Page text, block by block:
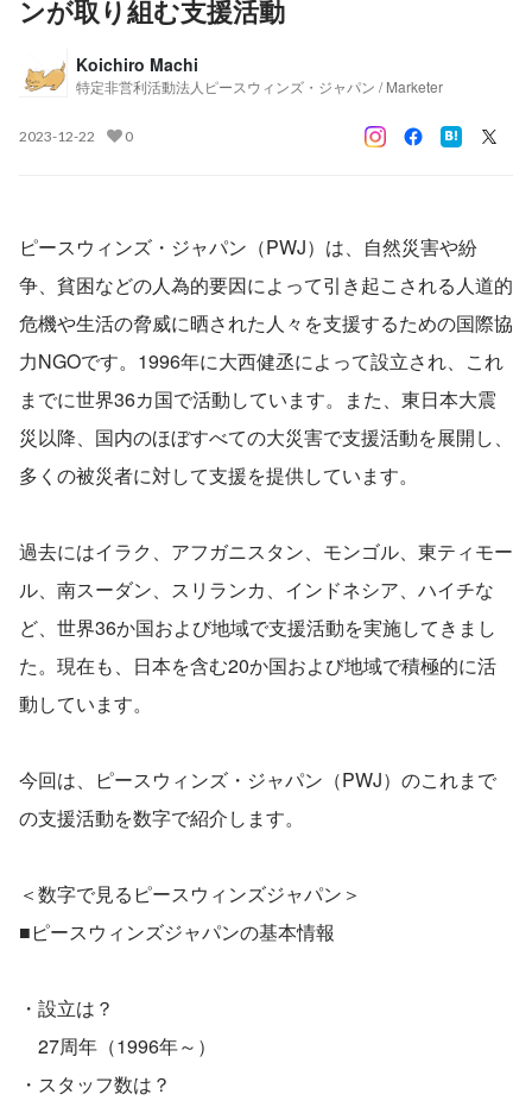
ンが取り組む支援活動
Koichiro Machi
特定非営利活動法人ピースウィンズ・ジャパン / Marketer
2023-12-22 0
ピースウィンズ・ジャパン（PWJ）は、自然災害や紛
争、貧困などの人為的要因によって引き起こされる人道的
危機や生活の脅威に晒された人々を支援するための国際協
力NGOです。1996年に大西健丞によって設立され、これ
までに世界36カ国で活動しています。また、東日本大震
災以降、国内のほぼすべての大災害で支援活動を展開し、
多くの被災者に対して支援を提供しています。
過去にはイラク、アフガニスタン、モンゴル、東ティモー
ル、南スーダン、スリランカ、インドネシア、ハイチな
ど、世界36か国および地域で支援活動を実施してきまし
た。現在も、日本を含む20か国および地域で積極的に活
動しています。
今回は、ピースウィンズ・ジャパン（PWJ）のこれまで
の支援活動を数字で紹介します。
＜数字で見るピースウィンズジャパン＞
■ピースウィンズジャパンの基本情報
・設立は？
27周年（1996年～）
・スタッフ数は？